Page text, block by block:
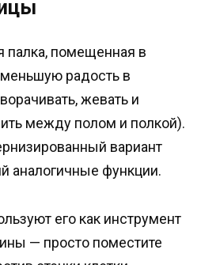
палка, помещенная в
радость в
жевать и
между полом и полкой).
вариант
аналогичные функции.
его как инструмент
— просто поместите